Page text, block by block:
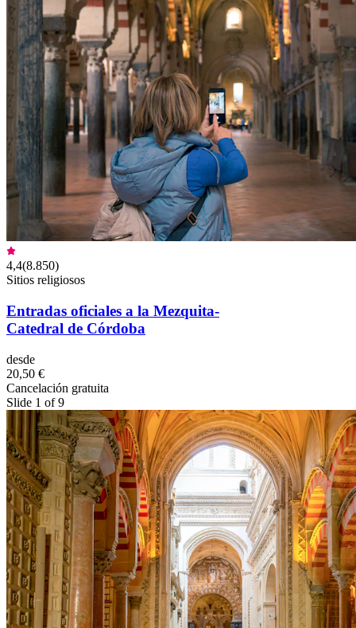
4,4(8.850)
Sitios religiosos
Entradas oficiales a la Mezquita-
Catedral de Córdoba
desde
20,50 €
Cancelación gratuita
Slide 1 of 9